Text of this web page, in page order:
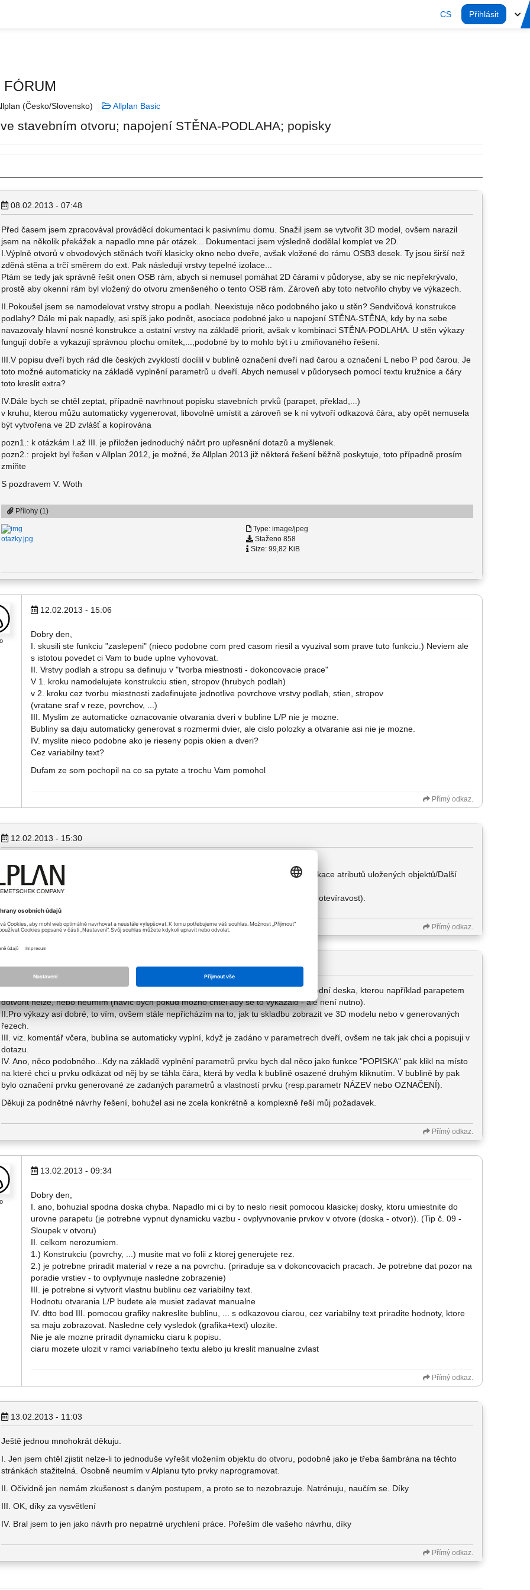
CS Přihlásit
(Česko/Slovensko) Allplan Basic
stavebním otvoru; napojení STĚNA-PODLAHA; popisky
08.02.2013 - 07:48
Před časem jsem zpracovával prováděcí dokumentaci k pasivnímu domu. Snažil jsem se vytvořit 3D model, ovšem narazil
jsem na několik překážek a napadlo mne pár otázek... Dokumentaci jsem výsledně dodělal komplet ve 2D.
I.Výplně otvorů v obvodových stěnách tvoří klasicky okno nebo dveře, avšak vložené do rámu OSB3 desek. Ty jsou širší než
zděná stěna a trčí směrem do ext. Pak následují vrstvy tepelné izolace...
Ptám se tedy jak správně řešit onen OSB rám, abych si nemusel pomáhat 2D čárami v půdoryse, aby se nic nepřekrývalo,
prostě aby okenní rám byl vložený do otvoru zmenšeného o tento OSB rám. Zároveň aby toto netvořilo chyby ve výkazech.
II.Pokoušel jsem se namodelovat vrstvy stropu a podlah. Neexistuje něco podobného jako u stěn? Sendvičová konstrukce
podlahy? Dále mi pak napadly, asi spíš jako podnět, asociace podobné jako u napojení STĚNA-STĚNA, kdy by na sebe
navazovaly hlavní nosné konstrukce a ostatní vrstvy na základě priorit, avšak v kombinaci STĚNA-PODLAHA. U stěn výkazy
fungují dobře a vykazují správnou plochu omítek,...,podobné by to mohlo být i u zmiňovaného řešení.
III.V popisu dveří bych rád dle českých zvyklostí docílil v bublině označení dveří nad čarou a označení L nebo P pod čarou. Je
toto možné automaticky na základě vyplnění parametrů u dveří. Abych nemusel v půdorysech pomocí textu kružnice a čáry
toto kreslit extra?
IV.Dále bych se chtěl zeptat, případně navrhnout popisku stavebních prvků (parapet, překlad,...)
v kruhu, kterou můžu automaticky vygenerovat, libovolně umístit a zároveň se k ní vytvoří odkazová čára, aby opět nemusela
být vytvořena ve 2D zvlášť a kopírována
pozn1.: k otázkám I.až III. je přiložen jednoduchý náčrt pro upřesnění dotazů a myšlenek.
pozn2.: projekt byl řešen v Allplan 2012, je možné, že Allplan 2013 již některá řešení běžně poskytuje, toto případně prosím
zmiňte
S pozdravem V. Woth
Přílohy (1)
otazky.jpg
Type: image/jpeg
Staženo 858
Size: 99,82 KiB
12.02.2013 - 15:06
Dobry den,
I. skusili ste funkciu "zaslepeni" (nieco podobne com pred casom riesil a vyuzival som prave tuto funkciu.) Neviem ale
s istotou povedet ci Vam to bude uplne vyhovovat.
II. Vrstvy podlah a stropu sa definuju v "tvorba miestnosti - dokoncovacie prace"
V 1. kroku namodelujete konstrukciu stien, stropov (hrubych podlah)
v 2. kroku cez tvorbu miestnosti zadefinujete jednotlive povrchove vrstvy podlah, stien, stropov
(vratane sraf v reze, povrchov, ...)
III. Myslim ze automaticke oznacovanie otvarania dveri v bubline L/P nie je mozne.
Bubliny sa daju automaticky generovat s rozmermi dvier, ale cislo polozky a otvaranie asi nie je mozne.
IV. myslite nieco podobne ako je rieseny popis okien a dveri?
Cez variabilny text?
Dufam ze som pochopil na co sa pytate a trochu Vam pomohol
Přímý odkaz.
12.02.2013 - 15:30
Bublinu lze vyplnit jednořádkovým označením, tzn. číslo, nebo jen L či P a to v Modifikace atributů uložených objektů/Další
atributy (podrobná specifikace výrobku atd.).
Mě šlo v tomto případě konkrétně o dvouřádkový zápis (označení prvku a pod čarou otevíravost).
Přímý odkaz.
13.02.2013 - 08:06
I. Řešení zaslepením funguje v pohodě až na drobnou vadu, že OSB rámu chybí spodní deska, kterou například parapetem
dotvořit nelze, nebo neumím (navíc bych pokud možno chtěl aby se to vykázalo - ale není nutno).
II.Pro výkazy asi dobré, to vím, ovšem stále nepřicházím na to, jak tu skladbu zobrazit ve 3D modelu nebo v generovaných
řezech.
III. viz. komentář včera, bublina se automaticky vyplní, když je zadáno v parametrech dveří, ovšem ne tak jak chci a popisuji v
dotazu.
IV. Ano, něco podobného...Kdy na základě vyplnění parametrů prvku bych dal něco jako funkce "POPISKA" pak klikl na místo
na které chci u prvku odkázat od něj by se táhla čára, která by vedla k bublině osazené druhým kliknutím. V bublině by pak
bylo označení prvku generované ze zadaných parametrů a vlastností prvku (resp.parametr NÁZEV nebo OZNAČENÍ).
Děkuji za podnětné návrhy řešení, bohužel asi ne zcela konkrétně a komplexně řeší můj požadavek.
Přímý odkaz.
13.02.2013 - 09:34
Dobry den,
I. ano, bohuzial spodna doska chyba. Napadlo mi ci by to neslo riesit pomocou klasickej dosky, ktoru umiestnite do
urovne parapetu (je potrebne vypnut dynamicku vazbu - ovplyvnovanie prvkov v otvore (doska - otvor)). (Tip č. 09 -
Sloupek v otvoru)
II. celkom nerozumiem.
1.) Konstrukciu (povrchy, ...) musite mat vo folii z ktorej generujete rez.
2.) je potrebne priradit material v reze a na povrchu. (priraduje sa v dokoncovacich pracach. Je potrebne dat pozor na
poradie vrstiev - to ovplyvnuje nasledne zobrazenie)
III. je potrebne si vytvorit vlastnu bublinu cez variabilny text.
Hodnotu otvarania L/P budete ale musiet zadavat manualne
IV. dtto bod III. pomocou grafiky nakreslite bublinu, ... s odkazovou ciarou, cez variabilny text priradite hodnoty, ktore
sa maju zobrazovat. Nasledne cely vysledok (grafika+text) ulozite.
Nie je ale mozne priradit dynamicku ciaru k popisu.
ciaru mozete ulozit v ramci variabilneho textu alebo ju kreslit manualne zvlast
Přímý odkaz.
13.02.2013 - 11:03
Ještě jednou mnohokrát děkuju.
I. Jen jsem chtěl zjistit nelze-li to jednoduše vyřešit vložením objektu do otvoru, podobně jako je třeba šambrána na těchto
stránkách stažitelná. Osobně neumím v Alplanu tyto prvky naprogramovat.
II. Očividně jen nemám zkušenost s daným postupem, a proto se to nezobrazuje. Natrénuju, naučím se. Díky
III. OK, díky za vysvětlení
IV. Bral jsem to jen jako návrh pro nepatrné urychlení práce. Pořeším dle vašeho návrhu, díky
Přímý odkaz.